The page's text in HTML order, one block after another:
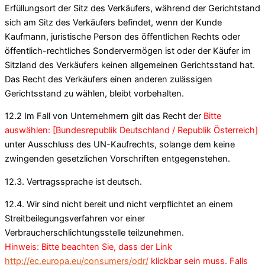
Erfüllungsort der Sitz des Verkäufers, während der Gerichtstand
sich am Sitz des Verkäufers befindet, wenn der Kunde
Kaufmann, juristische Person des öffentlichen Rechts oder
öffentlich-rechtliches Sondervermögen ist oder der Käufer im
Sitzland des Verkäufers keinen allgemeinen Gerichtsstand hat.
Das Recht des Verkäufers einen anderen zulässigen
Gerichtsstand zu wählen, bleibt vorbehalten.
12.2 Im Fall von Unternehmern gilt das Recht der Bitte
auswählen: [Bundesrepublik Deutschland / Republik Österreich]
unter Ausschluss des UN-Kaufrechts, solange dem keine
zwingenden gesetzlichen Vorschriften entgegenstehen.
12.3. Vertragssprache ist deutsch.
12.4. Wir sind nicht bereit und nicht verpflichtet an einem
Streitbeilegungsverfahren vor einer
Verbraucherschlichtungsstelle teilzunehmen.
Hinweis: Bitte beachten Sie, dass der Link
http://ec.europa.eu/consumers/odr/ klickbar sein muss. Falls